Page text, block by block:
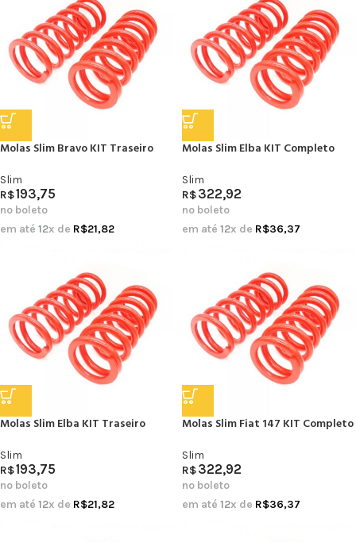
Molas Slim Bravo KIT Traseiro
Slim
R$193,75
no boleto
em até 12x de R$21,82
Molas Slim Elba KIT Completo
Slim
R$322,92
no boleto
em até 12x de R$36,37
Molas Slim Elba KIT Traseiro
Slim
R$193,75
no boleto
em até 12x de R$21,82
Molas Slim Fiat 147 KIT Completo
Slim
R$322,92
no boleto
em até 12x de R$36,37